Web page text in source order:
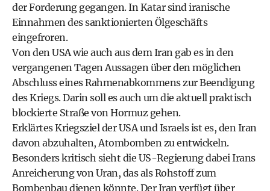
der Forderung gegangen. In Katar sind iranische
Einnahmen des sanktionierten Ölgeschäfts
eingefroren.
Von den USA wie auch aus dem Iran gab es in den
vergangenen Tagen Aussagen über den möglichen
Abschluss eines Rahmenabkommens zur Beendigung
des Kriegs. Darin soll es auch um die aktuell praktisch
blockierte Straße von Hormuz gehen.
Erklärtes Kriegsziel der USA und Israels ist es, den Iran
davon abzuhalten, Atombomben zu entwickeln.
Besonders kritisch sieht die US-Regierung dabei Irans
Anreicherung von Uran, das als Rohstoff zum
Bombenbau dienen könnte. Der Iran verfügt über